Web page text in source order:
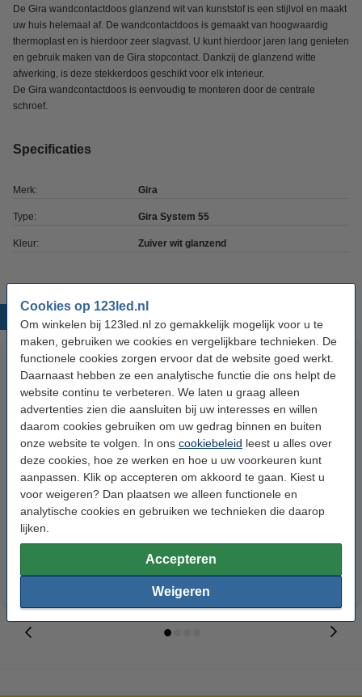
Cookies op 123led.nl
Om winkelen bij 123led.nl zo gemakkelijk mogelijk voor u te
maken, gebruiken we cookies en vergelijkbare technieken. De
functionele cookies zorgen ervoor dat de website goed werkt.
Daarnaast hebben ze een analytische functie die ons helpt de
website continu te verbeteren. We laten u graag alleen
advertenties zien die aansluiten bij uw interesses en willen
daarom cookies gebruiken om uw gedrag binnen en buiten
onze website te volgen. In ons cookiebeleid leest u alles over
deze cookies, hoe ze werken en hoe u uw voorkeuren kunt
aanpassen. Klik op accepteren om akkoord te gaan. Kiest u
voor weigeren? Dan plaatsen we alleen functionele en
analytische cookies en gebruiken we technieken die daarop
lijken.
Accepteren
Weigeren
De Gira wandcontactdoos glanzend wit van kunststof is een stijlvol en maakt
uw huis helemaal af. De wandcontactdoos is gemaakt van hoogwaardig
thermoplast en is hierdoor zeer slagvast. U kunt hierdoor jaren lang genieten
en gebruik maken van de Gira stopcontact. Dankzij de glanzend witte
afwerking, is deze stekkerdoos geschikt voor elk interieur.
De Gira wandcontactdoos is eenvoudig te monteren door de centrale
schroef.
Specificaties
Merk: Gira
Type: Gira System 55
Kleur: Zuiver wit glanzend
glanzend 2-voudig afdekraam
€ 3,49
voudig afdekraam